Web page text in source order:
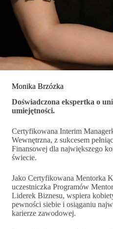
Monika Brzózka
Doświadczona ekspertka o
umiejętności.
Certyfikowana Interim
Wewnętrzna, z sukcesem
Finansowej dla największego
świecie.
Jako Certyfikowana Mentorka
uczestniczka Programów
Liderek Biznesu, wspiera
pewności siebie i osiąganiu
karierze zawodowej.